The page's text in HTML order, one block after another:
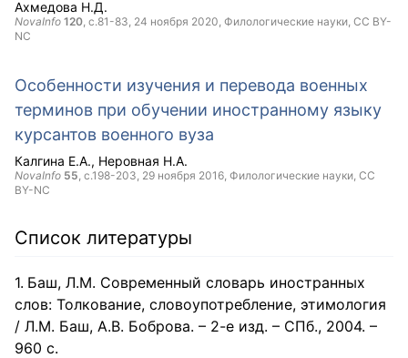
Ахмедова Н.Д.
NovaInfo 120, с.81-83, 24 ноября 2020, Филологические науки, CC BY-
NC
Особенности изучения и перевода военных
терминов при обучении иностранному языку
курсантов военного вуза
Калгина Е.А. Неровная Н.А.
NovaInfo 55, с.198-203, 29 ноября 2016, Филологические науки, CC
BY-NC
Список литературы
Баш, Л.М. Современный словарь иностранных
слов: Толкование, словоупотребление, этимология
/ Л.М. Баш, А.В. Боброва. – 2-е изд. – СПб., 2004. –
960 с.